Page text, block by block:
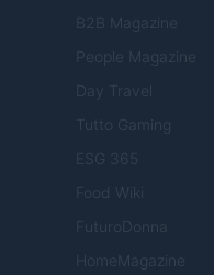
B2B Magazine
People Magazine
Day Travel
Tutto Gaming
ESG 365
Food Wiki
FuturoDonna
HomeMagazine